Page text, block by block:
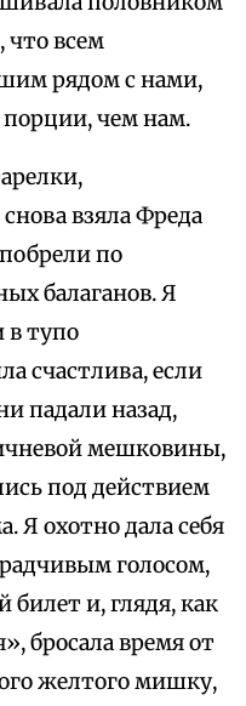
что всем
рядом с нами,
чем нам.
взяла Фреда
по
балаганов. Я
в тупо
счастлива, если
падали назад,
мешковины,
под действием
Я охотно дала себя
голосом,
билет и, глядя, как
бросала время от
желтого мишку,